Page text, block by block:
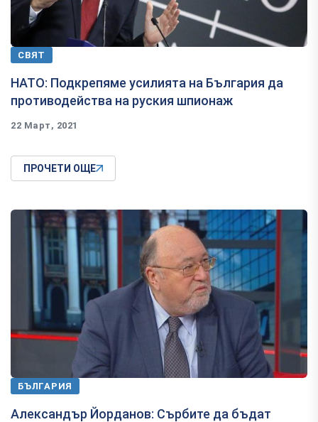
СВЯТ
НАТО: Подкрепяме усилията на България да
противодейства на руския шпионаж
22 Март, 2021
ПРОЧЕТИ ОЩЕ
БЪЛГАРИЯ
Александър Йорданов: Сърбите да бъдат